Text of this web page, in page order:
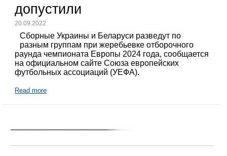
допустили
20.09.2022
Сборные Украины и Беларуси разведут по
разным группам при жеребьевке отборочного
раунда чемпионата Европы 2024 года, сообщается
на официальном сайте Союза европейских
футбольных ассоциаций (УЕФА).
Read more